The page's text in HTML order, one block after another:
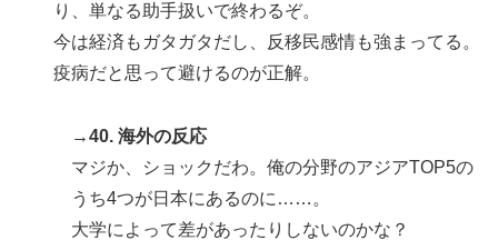
り、単なる助手扱いで終わるぞ。
今は経済もガタガタだし、反移民感情も強まってる。
疫病だと思って避けるのが正解。
→40. 海外の反応
マジか、ショックだわ。俺の分野のアジアTOP5の
うち4つが日本にあるのに……。
大学によって差があったりしないのかな？